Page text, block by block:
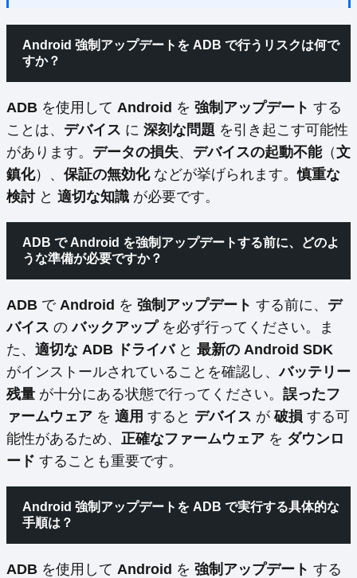
Android 強制アップデートを ADB で行うリスクは何で
すか？
ADB を使用して Android を 強制アップデート する
ことは、 デバイス に 深刻な問題 を引き起こす可能性
があります。 データの損失、 デバイスの起動不能（文
鎮化）、 保証の無効化などが挙げられます。慎重な
検討と 適切な知識 が必要です。
ADB で Android を強制アップデートする前に、どのよ
うな準備が必要ですか？
ADB で Android を 強制アップデート する前に、 デ
バイス のバックアップを必ず行ってください。ま
た、 適切な ADB ドライバと 最新の Android SDK
がインストールされていることを確認し、バッテリー
残量 が十分にある状態で行ってください。 誤ったフ
ァームウェア を 適用 すると デバイス が破損 する可
能性があるため、 正確なファームウェア を ダウンロ
ード することも重要です。
Android 強制アップデートを ADB で実行する具体的な
手順は？
ADB を使用して Android を 強制アップデート する